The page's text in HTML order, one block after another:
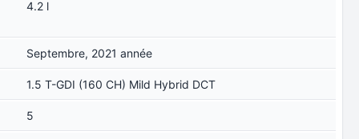
4.2 l
Septembre, 2021 année
1.5 T-GDI (160 CH) Mild Hybrid DCT
5